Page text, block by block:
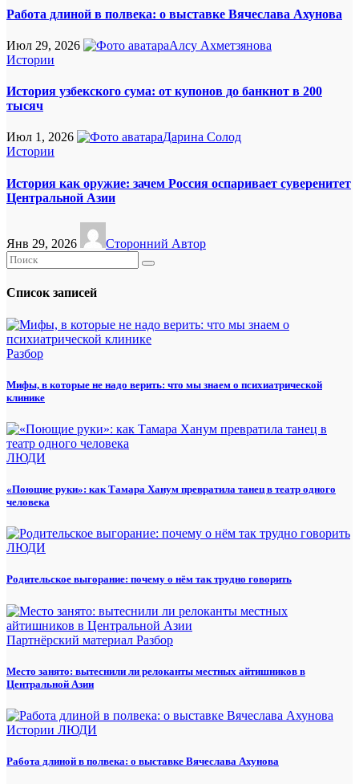
Работа длиной в полвека: о выставке Вячеслава Ахунова
Июл 29, 2026
Алсу Ахметзянова
Истории
История узбекского сума: от купонов до банкнот в 200
тысяч
Июл 1, 2026
Дарина Солод
Истории
История как оружие: зачем Россия оспаривает суверенитет
Центральной Азии
Янв 29, 2026 Сторонний Автор
Список записей
Разбор
Мифы, в которые не надо верить: что мы знаем о психиатрической
клинике
ЛЮДИ
«Поющие руки»: как Тамара Ханум превратила танец в театр одного
человека
ЛЮДИ
Родительское выгорание: почему о нём так трудно говорить
Партнёрский материал Разбор
Место занято: вытеснили ли релоканты местных айтишников в
Центральной Азии
Истории ЛЮДИ
Работа длиной в полвека: о выставке Вячеслава Ахунова